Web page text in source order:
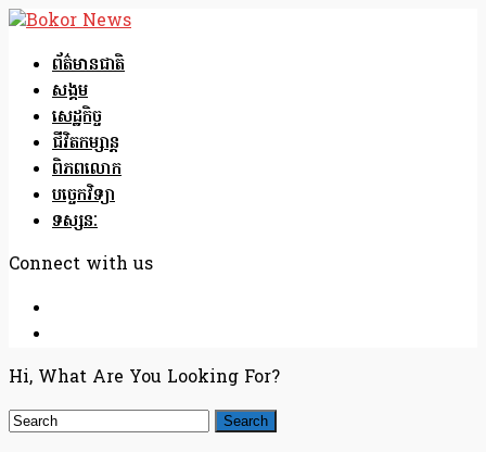
ព័ត៌មានជាតិ
សង្គម
សេដ្ឋកិច្ច
ជីវិតកម្សាន្ត
ពិភពលោក
បច្ចេកវិទ្យា
ទស្សនៈ
Connect with us
Hi, What Are You Looking For?